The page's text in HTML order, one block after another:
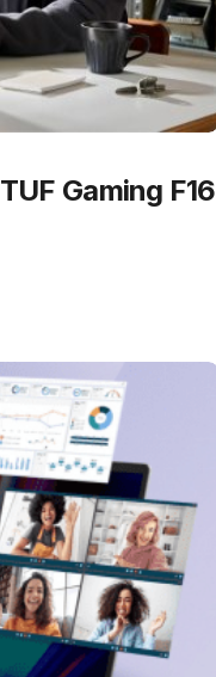
Gaming F16